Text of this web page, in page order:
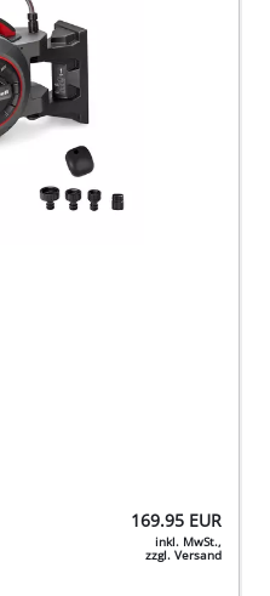
169.95 EUR
inkl. MwSt.,
zzgl. Versand